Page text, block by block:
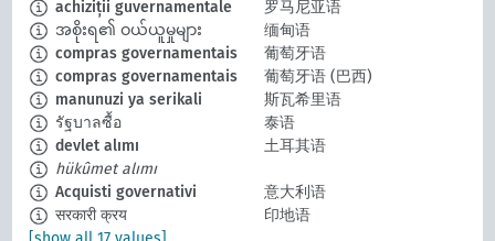
achiziții guvernamentale
罗马尼亚语
အစိုးရ၏ ဝယ်ယူမှုများ
缅甸语
compras governamentais
葡萄牙语
compras governamentais
葡萄牙语 (巴西)
manunuzi ya serikali
斯瓦希里语
รัฐบาลซื้อ
泰语
devlet alımı
土耳其语
hükûmet alımı
Acquisti governativi
意大利语
सरकारी क्रय
印地语